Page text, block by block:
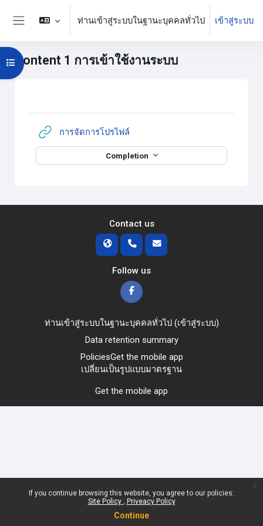
ข้ามไปที่เนื้อหาหลัก
If you continue browsing this website, you agree to our policies:
Site Policy
Priveacy Policy
Continue
ท่านเข้าสู่ระบบในฐานะบุคคลทั่วไป เข้าสู่ระบบ
Content 1 การเข้าใช้งานระบบ
Open course index
Section outline
การจัดการโปรไฟล์URL
Completion
Contact us
Follow us
ท่านเข้าสู่ระบบในฐานะบุคคลทั่วไป (เข้าสู่ระบบ)
Data retention summary
PoliciesGet the mobile app
เปลี่ยนเป็นรูปแบบมาตรฐาน
Get the mobile app